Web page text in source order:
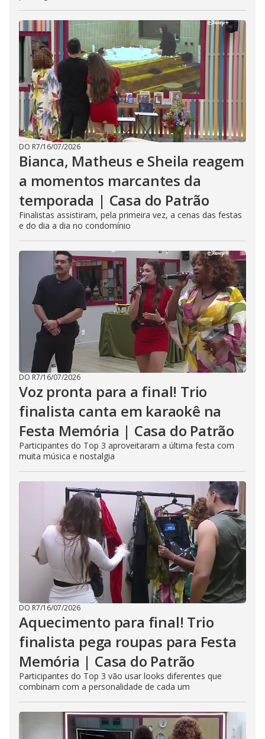
DO R7/16/07/2026
Bianca, Matheus e Sheila reagem
a momentos marcantes da
temporada | Casa do Patrão
Finalistas assistiram, pela primeira vez, a cenas das festas
e do dia a dia no condomínio
DO R7/16/07/2026
Voz pronta para a final! Trio
finalista canta em karaokê na
Festa Memória | Casa do Patrão
Participantes do Top 3 aproveitaram a última festa com
muita música e nostalgia
DO R7/16/07/2026
Aquecimento para final! Trio
finalista pega roupas para Festa
Memória | Casa do Patrão
Participantes do Top 3 vão usar looks diferentes que
combinam com a personalidade de cada um